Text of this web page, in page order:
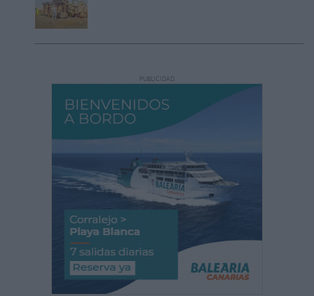
PUBLICIDAD